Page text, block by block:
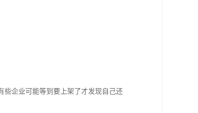
些企业可能等到要上架了才发现自己还